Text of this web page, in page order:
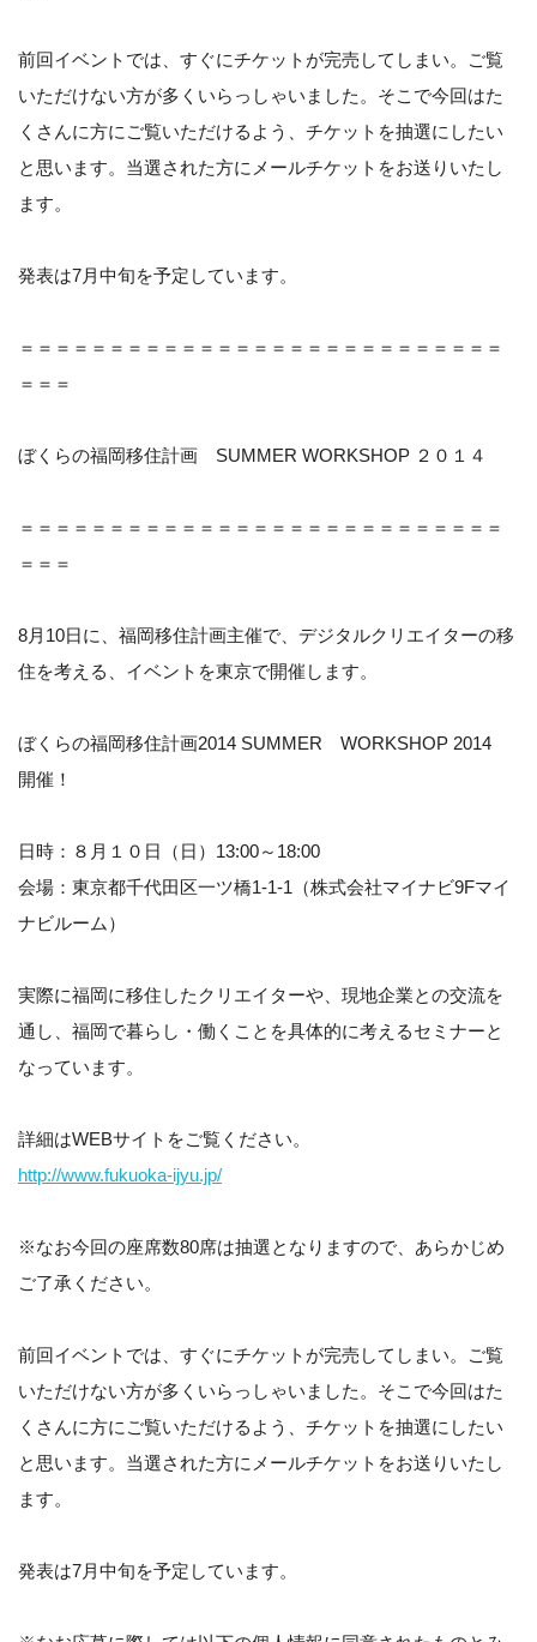
前回イベントでは、すぐにチケットが完売してしまい。ご覧
いただけない方が多くいらっしゃいました。そこで今回はた
くさんに方にご覧いただけるよう、チケットを抽選にしたい
と思います。当選された方にメールチケットをお送りいたし
ます。
発表は7月中旬を予定しています。
＝＝＝＝＝＝＝＝＝＝＝＝＝＝＝＝＝＝＝＝＝＝＝＝＝＝＝
＝＝＝
ぼくらの福岡移住計画 SUMMER WORKSHOP ２０１４
＝＝＝＝＝＝＝＝＝＝＝＝＝＝＝＝＝＝＝＝＝＝＝＝＝＝＝
＝＝＝
8月10日に、福岡移住計画主催で、デジタルクリエイターの移
住を考える、イベントを東京で開催します。
ぼくらの福岡移住計画2014 SUMMER WORKSHOP 2014
開催！
日時：８月１０日（日）13:00～18:00
会場：東京都千代田区一ツ橋1-1-1（株式会社マイナビ9Fマイ
ナビルーム）
実際に福岡に移住したクリエイターや、現地企業との交流を
通し、福岡で暮らし・働くことを具体的に考えるセミナーと
なっています。
詳細はWEBサイトをご覧ください。
http://www.fukuoka-ijyu.jp/
※なお今回の座席数80席は抽選となりますので、あらかじめ
ご了承ください。
前回イベントでは、すぐにチケットが完売してしまい。ご覧
いただけない方が多くいらっしゃいました。そこで今回はた
くさんに方にご覧いただけるよう、チケットを抽選にしたい
と思います。当選された方にメールチケットをお送りいたし
ます。
発表は7月中旬を予定しています。